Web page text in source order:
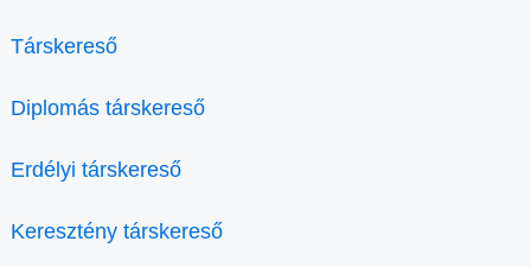
Társkereső
Diplomás társkereső
Erdélyi társkereső
Keresztény társkereső